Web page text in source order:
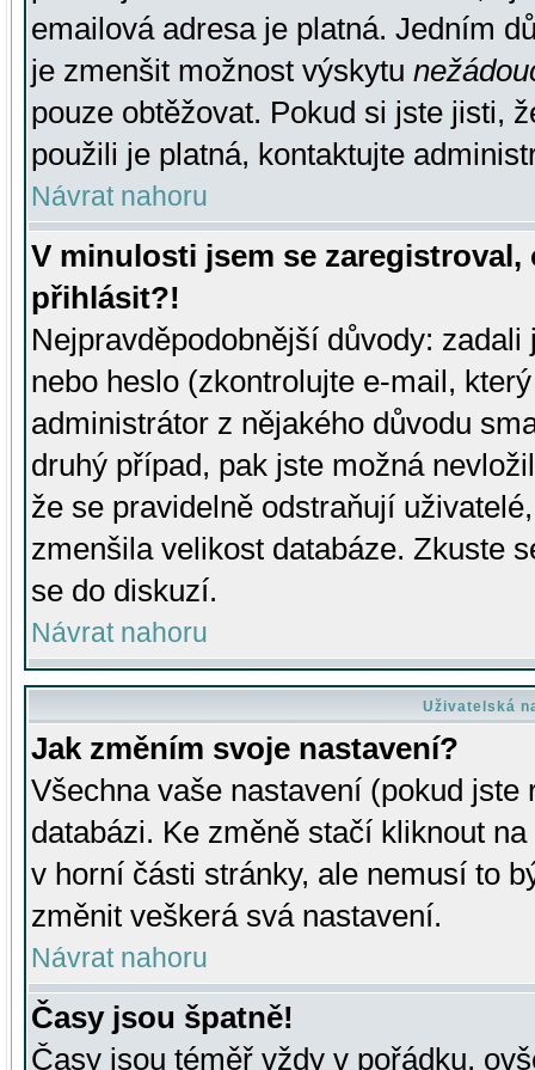
emailová adresa je platná. Jedním
je zmenšit možnost výskytu
pouze obtěžovat. Pokud si jste jisti,
použili je platná, kontaktujte
Návrat nahoru
V minulosti jsem se
přihlásit?!
Nejpravděpodobnější důvody:
nebo heslo (zkontrolujte e-mail,
administrátor z nějakého důvodu
druhý případ, pak jste možná
že se pravidelně odstraňují
zmenšila velikost databáze. Zkuste
se do diskuzí.
Návrat nahoru
Uživatelská
Jak změním svoje nastavení?
Všechna vaše nastavení (pokud
databázi. Ke změně stačí kliknout
v horní části stránky, ale nemusí to
změnit veškerá svá nastavení.
Návrat nahoru
Časy jsou špatně!
Časy jsou téměř vždy v pořádku,